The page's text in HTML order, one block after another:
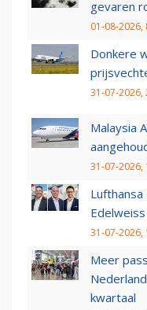
gevaren
01-08-2026,
Donkere
31-07-2026,
Malaysia
31-07-2026,
Lufthansa
31-07-2026,
Meer
kwartaal